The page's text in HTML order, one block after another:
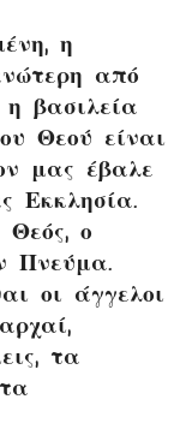
η
από
βασιλεία
Θεού είναι
μας έβαλε
Εκκλησία.
Θεός, ο
Πνεύμα.
οι άγγελοι
τα